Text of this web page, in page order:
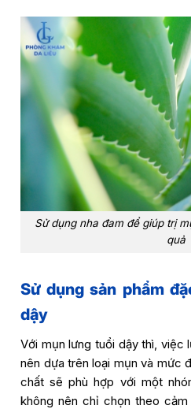
Sử dụng nha đam để giúp trị
quả
Sử dụng sản phẩm
dậy
Với mụn lưng tuổi dậy thì, việc
nên dựa trên loại mụn và mức
chất sẽ phù hợp với một
không nên chỉ chọn theo